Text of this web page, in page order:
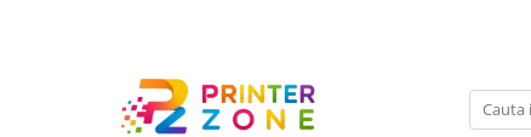
Toate Produsele